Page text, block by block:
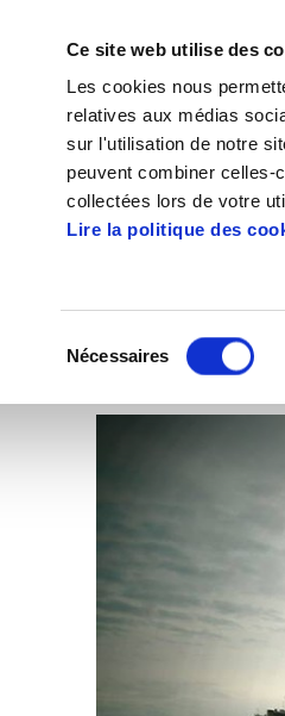
Ce site web utilise des
Les cookies nous
relatives aux médias
sur l'utilisation de notre
peuvent combiner celles-
collectées lors de votre
Lire la politique des
Nécessaires
Fondation Manu
Fondation
2014/10/13